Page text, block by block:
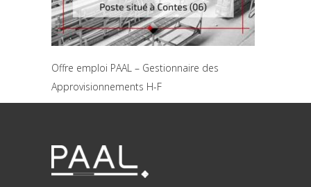
Offre emploi PAAL – Gestionnaire des
Approvisionnements H-F